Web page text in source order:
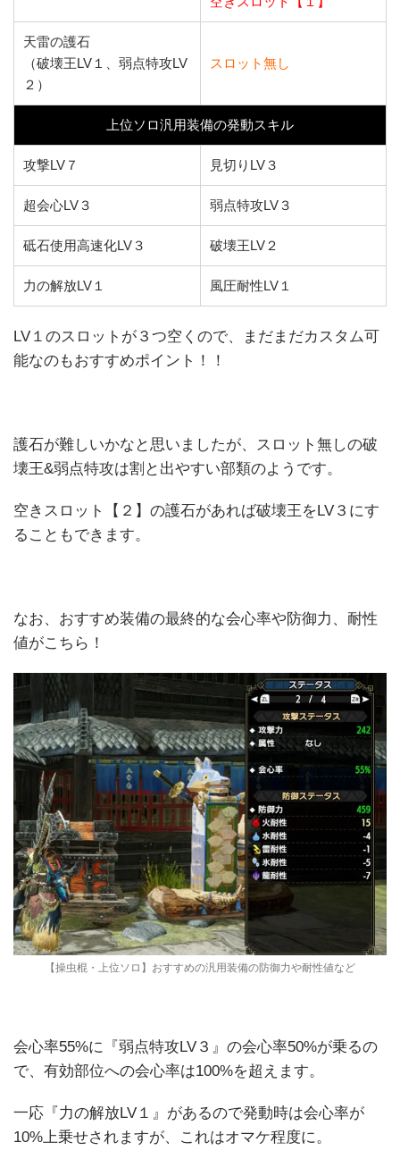
天雷の護石
（破壊王LV１、弱点特攻LV
２）
スロット無し
上位ソロ汎用装備の発動スキル
攻撃LV７ 見切りLV３
超会心LV３ 弱点特攻LV３
砥石使用高速化LV３ 破壊王LV２
力の解放LV１ 風圧耐性LV１
LV１のスロットが３つ空くので、まだまだカスタム可
能なのもおすすめポイント！！
護石が難しいかなと思いましたが、スロット無しの破
壊王&弱点特攻は割と出やすい部類のようです。
空きスロット【２】の護石があれば破壊王をLV３にす
ることもできます。
なお、おすすめ装備の最終的な会心率や防御力、耐性
値がこちら！
【操虫棍・上位ソロ】おすすめの汎用装備の防御力や耐性値など
会心率55%に『弱点特攻LV３』の会心率50%が乗るの
で、有効部位への会心率は100%を超えます。
一応『力の解放LV１』があるので発動時は会心率が
10%上乗せされますが、これはオマケ程度に。